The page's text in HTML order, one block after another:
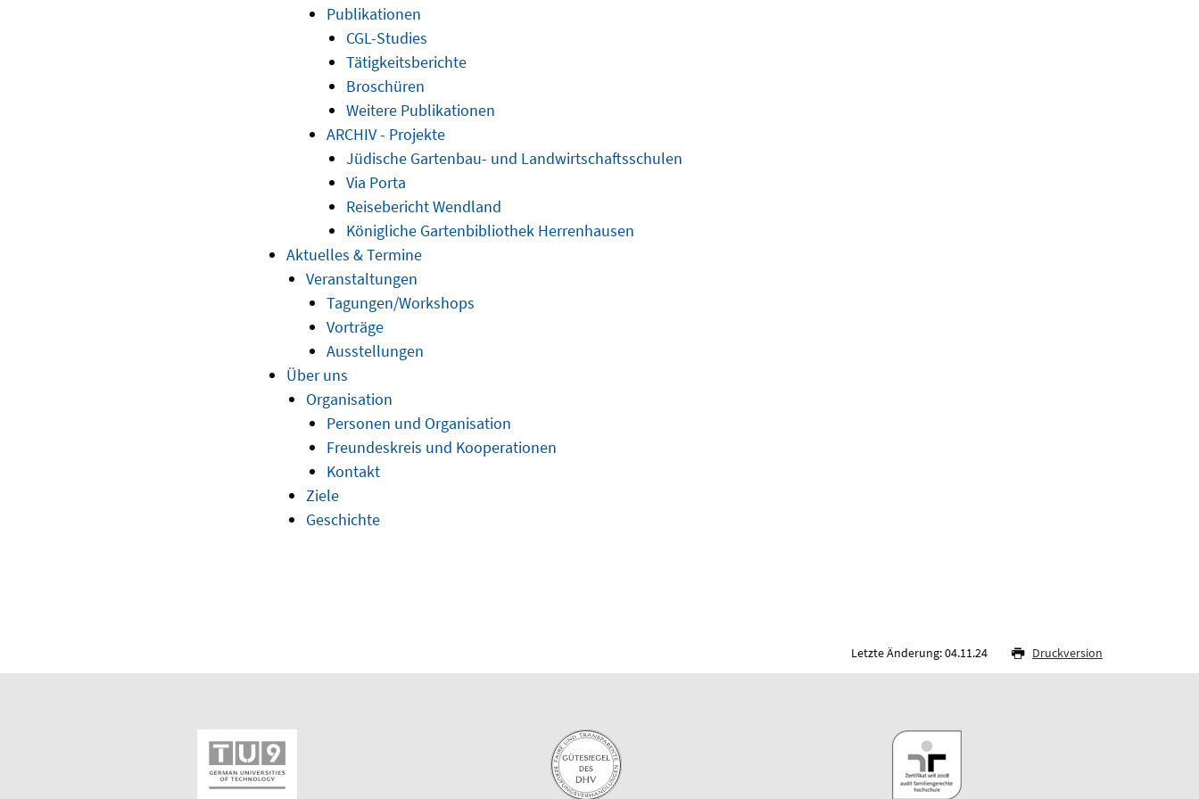
Publikationen
CGL-Studies
Tätigkeitsberichte
Broschüren
Weitere Publikationen
ARCHIV - Projekte
Jüdische Gartenbau- und Landwirtschaftsschulen
Via Porta
Reisebericht Wendland
Königliche Gartenbibliothek Herrenhausen
Aktuelles & Termine
Veranstaltungen
Tagungen/Workshops
Vorträge
Ausstellungen
Über uns
Organisation
Personen und Organisation
Freundeskreis und Kooperationen
Kontakt
Ziele
Geschichte
Letzte Änderung: 04.11.24 Druckversion